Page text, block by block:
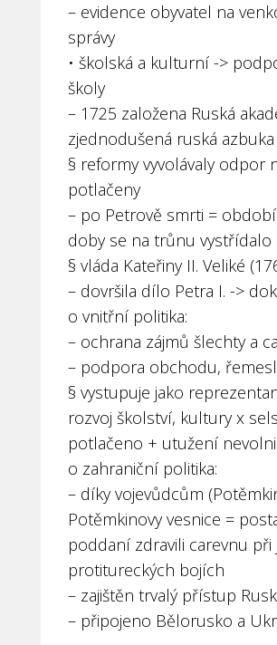
– evidence obyvatel na
správy
• školská a kulturní ->
školy
– 1725 založena Ruská
zjednodušená ruská azbuka
§ reformy vyvolávaly
potlačeny
– po Petrově smrti =
doby se na trůnu vystřídalo
§ vláda Kateřiny II. Veliké
– dovršila dílo Petra I. ->
o vnitřní politika:
– ochrana zájmů šlechty a
– podpora obchodu,
§ vystupuje jako
rozvoj školství, kultury x
potlačeno + utužení
o zahraniční politika:
– díky vojevůdcům
Potěmkinovy vesnice =
poddaní zdravili carevnu
protitureckých bojích
– zajištěn trvalý přístup
– připojeno Bělorusko a